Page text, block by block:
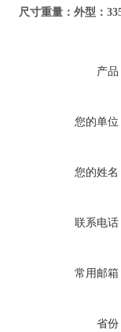
尺寸重量 ：外型：
产品
您的单位
您的姓名
联系电话
常用邮箱
省份